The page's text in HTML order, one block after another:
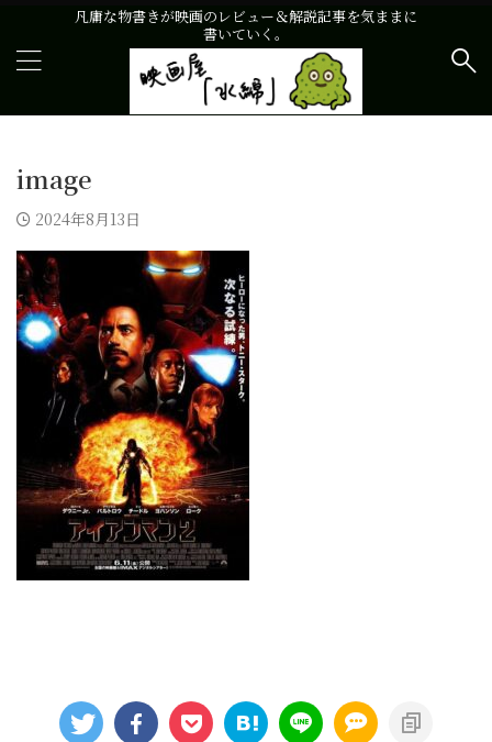
凡庸な物書きが映画のレビュー＆解説記事を気ままに
書いていく。
image
2024年8月13日